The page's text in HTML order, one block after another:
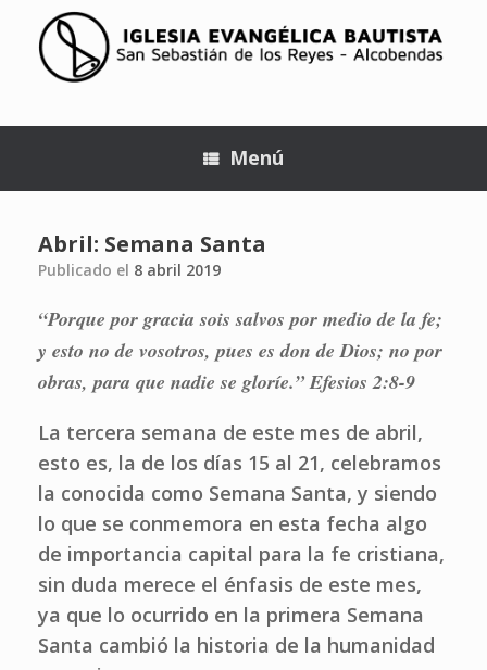
Menú
Abril: Semana Santa
Publicado el 8 abril 2019
“Porque por gracia sois salvos por medio de la fe;
y esto no de vosotros, pues es don de Dios; no por
obras, para que nadie se gloríe.” Efesios 2:8-9
La tercera semana de este mes de abril,
esto es, la de los días 15 al 21, celebramos
la conocida como Semana Santa, y siendo
lo que se conmemora en esta fecha algo
de importancia capital para la fe cristiana,
sin duda merece el énfasis de este mes,
ya que lo ocurrido en la primera Semana
Santa cambió la historia de la humanidad